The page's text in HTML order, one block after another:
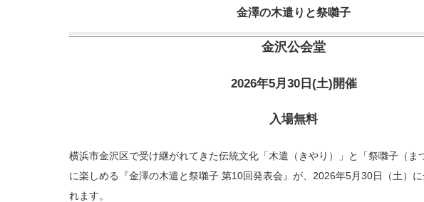
金澤の木遣りと祭囃子
金沢公会堂
2026年5月30日(土)開催
入場無料
横浜市金沢区で受け継がれてきた伝統文化「木遣（きやり）」と「祭囃子（ま
に楽しめる『金澤の木遣と祭囃子 第10回発表会』が、2026年5月30日（土）
れます。